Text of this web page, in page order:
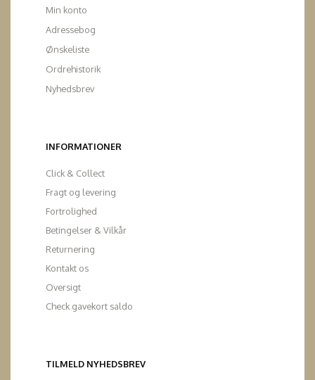
Min konto
Adressebog
Ønskeliste
Ordrehistorik
Nyhedsbrev
INFORMATIONER
Click & Collect
Fragt og levering
Fortrolighed
Betingelser & Vilkår
Returnering
Kontakt os
Oversigt
Check gavekort saldo
TILMELD NYHEDSBREV